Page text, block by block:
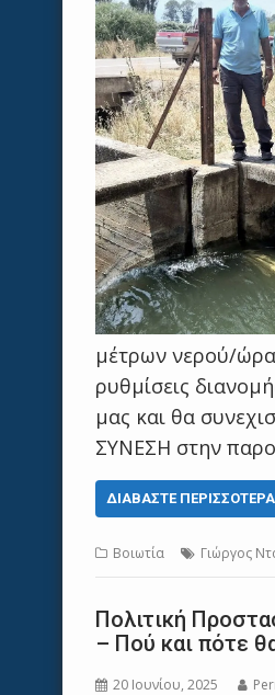
μέτρων νερού/
ρυθμίσεις
μας και θα
ΣΥΝΕΣΗ στην
ΔΙΑΒΆΣΤΕ ΠΕΡΙΣΣΌΤΕΡΑ
Βοιωτία Γιώργος
Πολιτική
– Πού και πότε
20 Ιουνίου, 2025